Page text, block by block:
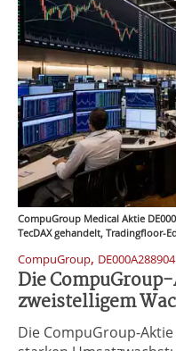
CompuGroup Medical Aktie
TecDAX gehandelt, Tradingfloor-
CompuGroup, DE000A288904
Die
zweistelligem
Die CompuGroup-